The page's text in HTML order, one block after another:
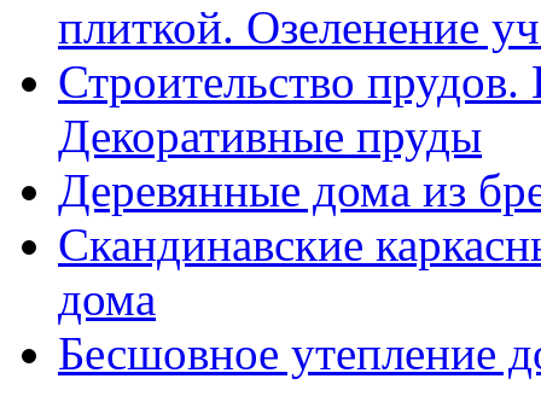
плиткой. Озеленение
Строительство
Декоративные пруды
Деревянные дома из
Скандинавские
дома
Бесшовное утепление